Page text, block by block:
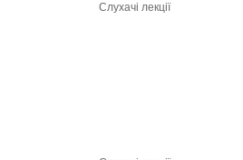
Слухачі лекції